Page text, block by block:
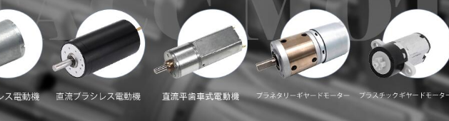
コアレスブラシレスモーター
遊星歯車モーター
プラスチックギヤードモーター
ワームギヤードモーター